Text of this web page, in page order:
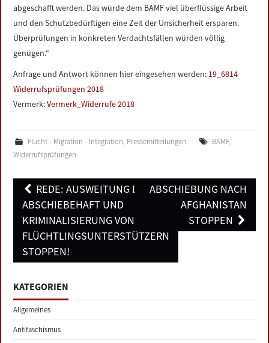
abgeschafft werden. Das würde dem BAMF viel überflüssige Arbeit
und den Schutzbedürftigen eine Zeit der Unsicherheit ersparen.
Überprüfungen in konkreten Verdachtsfällen würden völlig
genügen.“
Anfrage und Antwort können hier eingesehen werden: 19_6814
Widerrufsprüfungen 2018
Vermerk:Vermerk_Widerrufe 2018
Flucht - Migration - Integration, Pressemitteilungen BAMF,
Widerrufsprüfungen
Post
navigation
REDE: AUSWEITUNG DER
ABSCHIEBEHAFT UND
KRIMINALISIERUNG VON
FLÜCHTLINGSUNTERSTÜTZERN
STOPPEN!
ABSCHIEBUNG NACH
AFGHANISTAN
STOPPEN
KATEGORIEN
Allgemeines
Antifaschismus